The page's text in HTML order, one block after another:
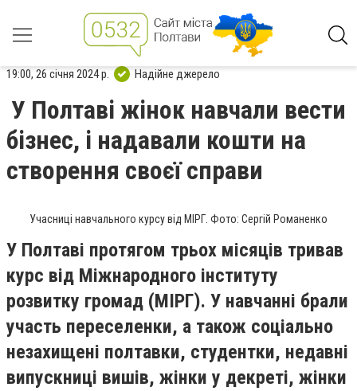
19:00, 26 січня 2024 р. Надійне джерело
У Полтаві жінок навчали вести
бізнес, і надавали кошти на
створення своєї справи
Учасниці навчального курсу від МІРГ. Фото: Сергій Романенко
У Полтаві протягом трьох місяців тривав
курс від Міжнародного інституту
розвитку громад (МІРГ). У навчанні брали
участь переселенки, а також соціально
незахищені полтавки, студентки, недавні
випускниці вишів, жінки у декреті, жінки